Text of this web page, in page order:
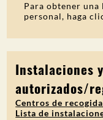
Para obtener
personal, haga
Instalaciones
autorizados/
Centros de
Lista de